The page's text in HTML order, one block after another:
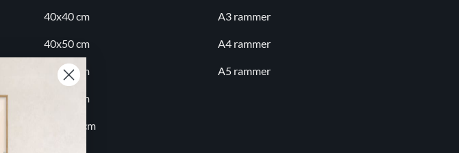
40x40 cm
40x50 cm
50x70 cm
60x80 cm
70x100 cm
A3 rammer
A4 rammer
A5 rammer